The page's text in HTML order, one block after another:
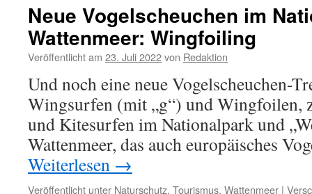
Neue Vogelscheuchen im
Wattenmeer: Wingfoiling
Veröffentlicht am 23. Juli 2022von Redaktion
Und noch eine neue Vogelscheuchen-
Wingsurfen (mit „g“) und Wingfoilen,
und Kitesurfen im Nationalpark und
Wattenmeer, das auch europäisches
Weiterlesen →
Veröffentlicht unter Naturschutz, Tourismus, Wattenmeer |